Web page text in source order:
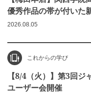
優秀作品の帯が付いた
2026.08.05
これからの学び
【8/4（火）】第3回
ユーザー会開催